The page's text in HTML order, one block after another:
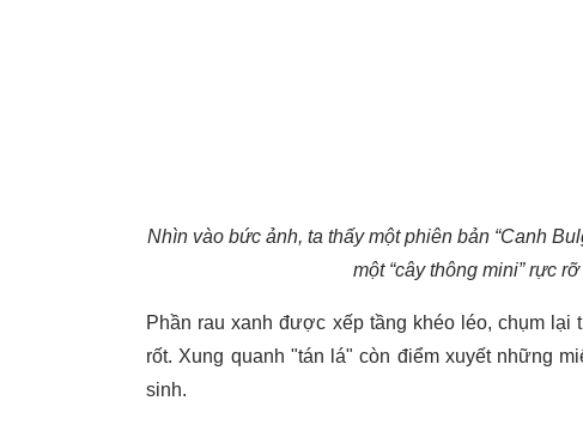
Nhìn vào bức ảnh, ta thấy một phiên bản “Canh
một “cây thông mini” rực
Phần rau xanh được xếp tầng khéo léo, chụm
rốt. Xung quanh "tán lá" còn điểm xuyết những
sinh.